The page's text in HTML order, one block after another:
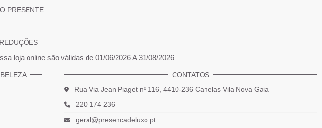
PRESENTE
loja online são válidas de 01/06/2026 A 31/08/2026
CONTATOS
Rua Via Jean Piaget nº 116, 4410-236 Canelas Vila Nova Gaia
220 174 236
geral@presencadeluxo.pt